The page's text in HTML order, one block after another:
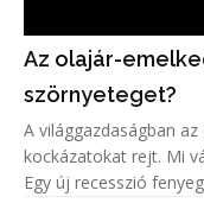
Az olajár-
szörnyeteget?
A világgazdaságban
kockázatokat rejt. Mi
Egy új recesszió